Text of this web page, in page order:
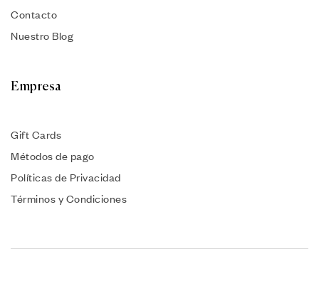
Contacto
Nuestro Blog
Empresa
Gift Cards
Métodos de pago
Políticas de Privacidad
Términos y Condiciones